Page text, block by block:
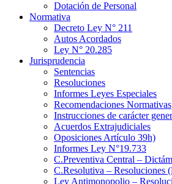
Dotación de Personal
Normativa
Decreto Ley N° 211
Autos Acordados
Ley N° 20.285
Jurisprudencia
Sentencias
Resoluciones
Informes Leyes Especiales
Recomendaciones Normativas
Instrucciones de carácter
Acuerdos Extrajudiciales
Oposiciones Artículo 39h)
Informes Ley N°19.733
C.Preventiva Central –
C.Resolutiva – Resoluciones
Ley Antimonopolio –